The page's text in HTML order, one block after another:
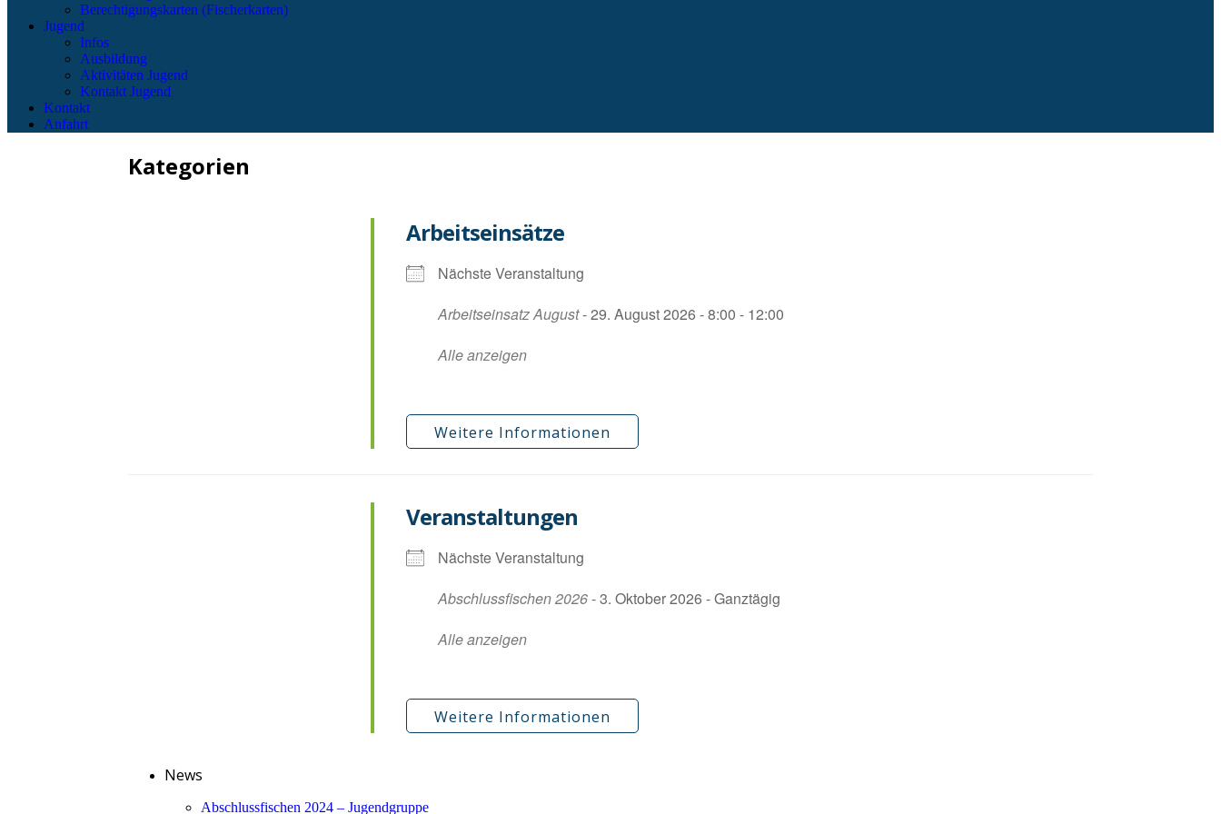
Berechtigungskarten (Fischerkarten)
Jugend
Infos
Ausbildung
Aktivitäten Jugend
Kontakt Jugend
Kontakt
Anfahrt
Kategorien
Arbeitseinsätze
Nächste Veranstaltung
Arbeitseinsatz August- 29. August 2026 - 8:00 - 12:00
Alle anzeigen
Weitere Informationen
Veranstaltungen
Nächste Veranstaltung
Abschlussfischen 2026- 3. Oktober 2026 - Ganztägig
Alle anzeigen
Weitere Informationen
News
Abschlussfischen 2024 – Jugendgruppe